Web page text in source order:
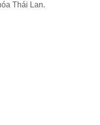
Thái Lan.